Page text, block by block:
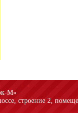
M»
строение 2,